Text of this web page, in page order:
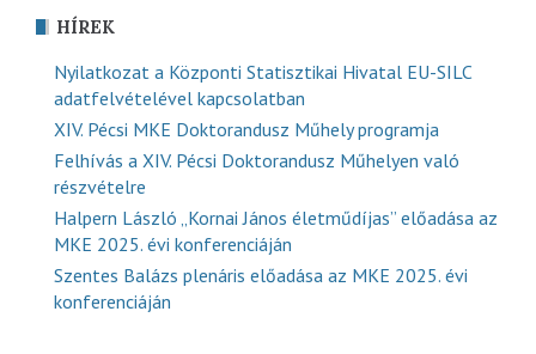
HÍREK
Nyilatkozat a Központi Statisztikai Hivatal EU-SILC
adatfelvételével kapcsolatban
XIV. Pécsi MKE Doktorandusz Műhely programja
Felhívás a XIV. Pécsi Doktorandusz Műhelyen való
részvételre
Halpern László „Kornai János életműdíjas” előadása az
MKE 2025. évi konferenciáján
Szentes Balázs plenáris előadása az MKE 2025. évi
konferenciáján